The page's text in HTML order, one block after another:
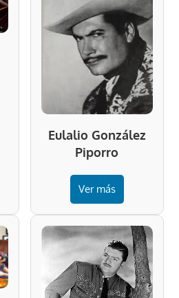
Eulalio González
Piporro
Ver más